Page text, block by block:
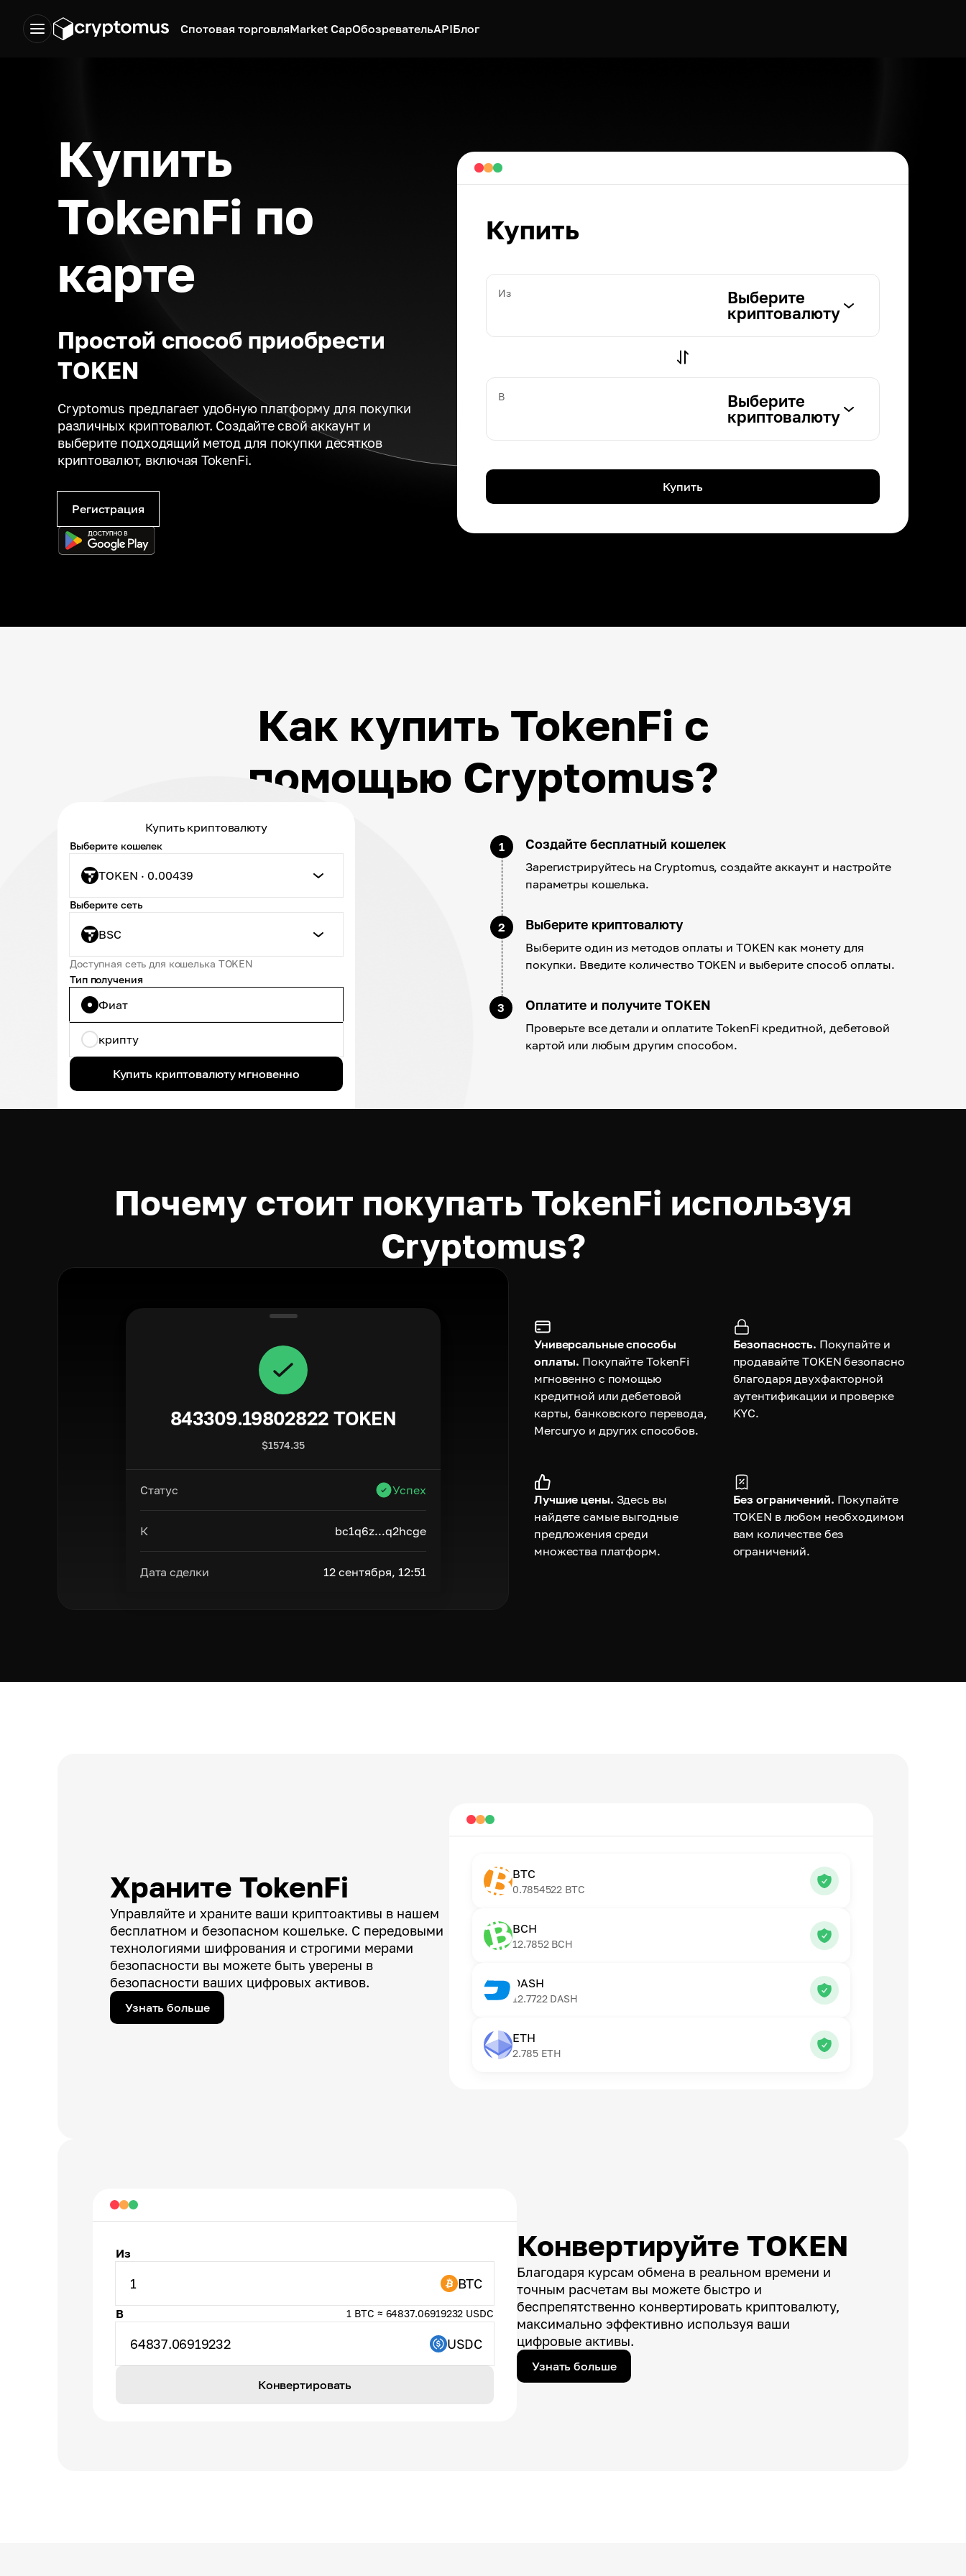
Спотовая торговляMarket CapОбозревательAPIБлог
Купить
TokenFi по
карте
Простой способ приобрести
TOKEN
Cryptomus предлагает удобную платформу для покупки
различных криптовалют. Создайте свой аккаунт и
выберите подходящий метод для покупки десятков
криптовалют, включая TokenFi.
Регистрация
Купить
Из
Выберите
криптовалюту
В
Выберите
криптовалюту
Купить
Как купить TokenFi с
помощью Cryptomus?
Купить криптовалюту
Выберите кошелек
TOKEN · 0.00439
Выберите сеть
BSC
Доступная сеть для кошелька TOKEN
Тип получения
Фиат
крипту
Купить криптовалюту мгновенно
1 Создайте бесплатный кошелек
Зарегистрируйтесь на Cryptomus, создайте аккаунт и настройте
параметры кошелька.
2 Выберите криптовалюту
Выберите один из методов оплаты и TOKEN как монету для
покупки. Введите количество TOKEN и выберите способ оплаты.
3 Оплатите и получите TOKEN
Проверьте все детали и оплатите TokenFi кредитной, дебетовой
картой или любым другим способом.
Почему стоит покупать TokenFi используя
Cryptomus?
843309.19802822 TOKEN
$1574.35
Статус Успех
К bc1q6z...q2hcge
Дата сделки 12 сентября, 12:51
Универсальные способы
оплаты. Покупайте TokenFi
мгновенно с помощью
кредитной или дебетовой
карты, банковского перевода,
Mercuryo и других способов.
Безопасность. Покупайте и
продавайте TOKEN безопасно
благодаря двухфакторной
аутентификации и проверке
KYC.
Лучшие цены. Здесь вы
найдете самые выгодные
предложения среди
множества платформ.
Без ограничений. Покупайте
TOKEN в любом необходимом
вам количестве без
ограничений.
Храните TokenFi
Управляйте и храните ваши криптоактивы в нашем
бесплатном и безопасном кошельке. С передовыми
технологиями шифрования и строгими мерами
безопасности вы можете быть уверены в
безопасности ваших цифровых активов.
Узнать больше
BTC
0.7854522 BTC
BCH
12.7852 BCH
DASH
12.7722 DASH
ETH
2.785 ETH
Конвертируйте TOKEN
Благодаря курсам обмена в реальном времени и
точным расчетам вы можете быстро и
беспрепятственно конвертировать криптовалюту,
максимально эффективно используя ваши
цифровые активы.
Узнать больше
Из
1 BTC
В 1 BTC ≈ 64837.06919232 USDC
64837.06919232 USDC
Конвертировать